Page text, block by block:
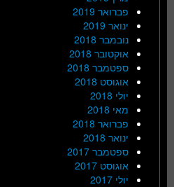
פברואר 2019
ינואר 2019
נובמבר 2018
אוקטובר 2018
ספטמבר 2018
אוגוסט 2018
יולי 2018
מאי 2018
פברואר 2018
ינואר 2018
ספטמבר 2017
אוגוסט 2017
יולי 2017